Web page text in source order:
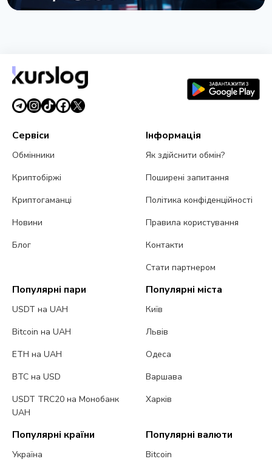
5 липня 2026 р.5 хв читання
Сервіси
Обмінники
Криптобіржі
Криптогаманці
Новини
Блог
Інформація
Як здійснити обмін?
Поширені запитання
Політика конфіденційності
Правила користування
Контакти
Стати партнером
Популярні пари
USDT на UAH
Bitcoin на UAH
ETH на UAH
BTC на USD
USDT TRC20 на Монобанк
UAH
Популярні міста
Київ
Львів
Одеса
Варшава
Харків
Популярні країни
Україна
Популярні валюти
Bitcoin